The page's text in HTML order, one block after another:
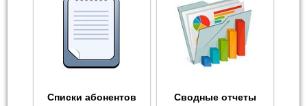
Списки абонентов Сводные отчеты